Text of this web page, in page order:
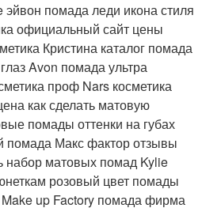
помада леди икона стиля
официальный сайт цены
Кристина каталог помада
Avon помада ультра
проф Nars косметика
как сделать матовую
помады оттенки на губах
помада Макс фактор отзывы
набор матовых помад Kylie
розовый цвет помады
up Factory помада фирма